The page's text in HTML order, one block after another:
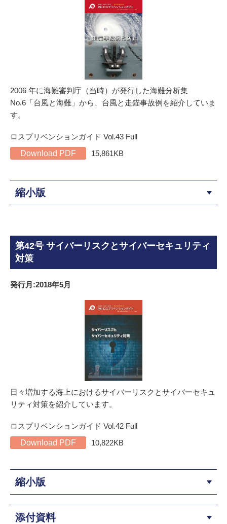
2006 年に海難審判庁（当時）が発行した海難分析集
No.6「台風と海難」から、台風と走錨事故例を紹介していま
す。
ロスプリベンションガイド Vol.43 Full
Download PDF
15,861KB
縮小版
第42号 サイバーリスクとサイバーセキュリティ
対策
発行月:2018年5月
日々増加する海上におけるサイバーリスクとサイバーセキュ
リティ対策を紹介しています。
ロスプリベンションガイド Vol.42 Full
Download PDF
10,822KB
縮小版
添付資料